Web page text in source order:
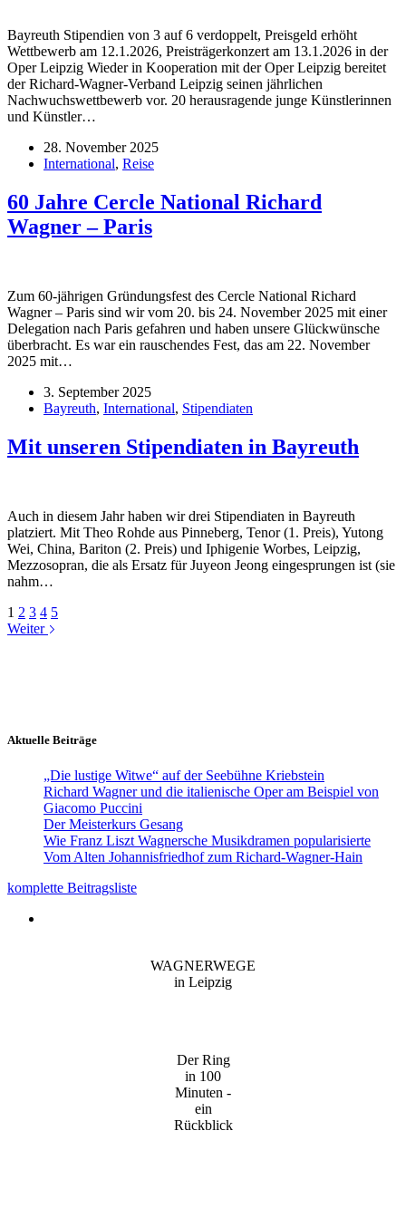
Bayreuth Stipendien von 3 auf 6 verdoppelt, Preisgeld erhöht
Wettbewerb am 12.1.2026, Preisträgerkonzert am 13.1.2026 in der
Oper Leipzig Wieder in Kooperation mit der Oper Leipzig bereitet
der Richard-Wagner-Verband Leipzig seinen jährlichen
Nachwuchswettbewerb vor. 20 herausragende junge Künstlerinnen
und Künstler…
28. November 2025
International, Reise
60 Jahre Cercle National Richard
Wagner – Paris
Zum 60-jährigen Gründungsfest des Cercle National Richard
Wagner – Paris sind wir vom 20. bis 24. November 2025 mit einer
Delegation nach Paris gefahren und haben unsere Glückwünsche
überbracht. Es war ein rauschendes Fest, das am 22. November
2025 mit…
3. September 2025
Bayreuth, International, Stipendiaten
Mit unseren Stipendiaten in Bayreuth
Auch in diesem Jahr haben wir drei Stipendiaten in Bayreuth
platziert. Mit Theo Rohde aus Pinneberg, Tenor (1. Preis), Yutong
Wei, China, Bariton (2. Preis) und Iphigenie Worbes, Leipzig,
Mezzosopran, die als Ersatz für Juyeon Jeong eingesprungen ist (sie
nahm…
1 2 3 4 5
Weiter
Aktuelle Beiträge
„Die lustige Witwe“ auf der Seebühne Kriebstein
Richard Wagner und die italienische Oper am Beispiel von
Giacomo Puccini
Der Meisterkurs Gesang
Wie Franz Liszt Wagnersche Musikdramen popularisierte
Vom Alten Johannisfriedhof zum Richard-Wagner-Hain
komplette Beitragsliste
WAGNERWEGE
in Leipzig
Der Ring
in 100
Minuten -
ein
Rückblick